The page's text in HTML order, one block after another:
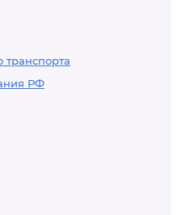
транспорта
РФ